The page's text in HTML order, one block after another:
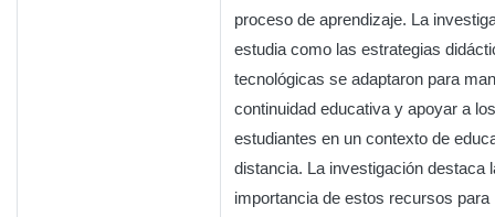
proceso de aprendizaje. La
estudia como las estrategias
tecnológicas se adaptaron para
continuidad educativa y apoyar a los
estudiantes en un contexto de
distancia. La investigación destaca
importancia de estos recursos para